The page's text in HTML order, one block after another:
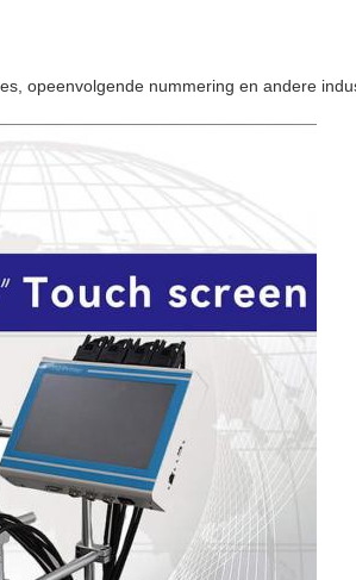
opeenvolgende nummering en andere